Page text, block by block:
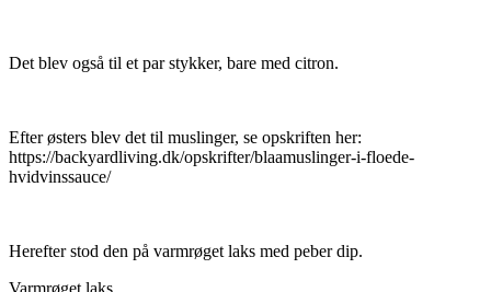
Det blev også til et par stykker, bare med citron.
Efter østers blev det til muslinger, se opskriften her:
https://backyardliving.dk/opskrifter/blaamuslinger-i-floede-
hvidvinssauce/
Herefter stod den på varmrøget laks med peber dip.